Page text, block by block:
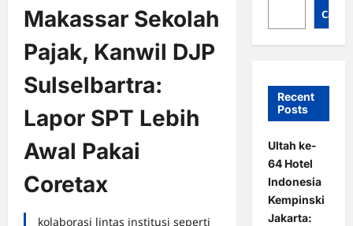
Makassar Sekolah
Pajak, Kanwil DJP
Sulselbartra:
Lapor SPT Lebih
Awal Pakai
Coretax
kolaborasi lintas institusi seperti
Cari
Recent
Posts
Ultah ke-
64 Hotel
Indonesia
Kempinski
Jakarta: